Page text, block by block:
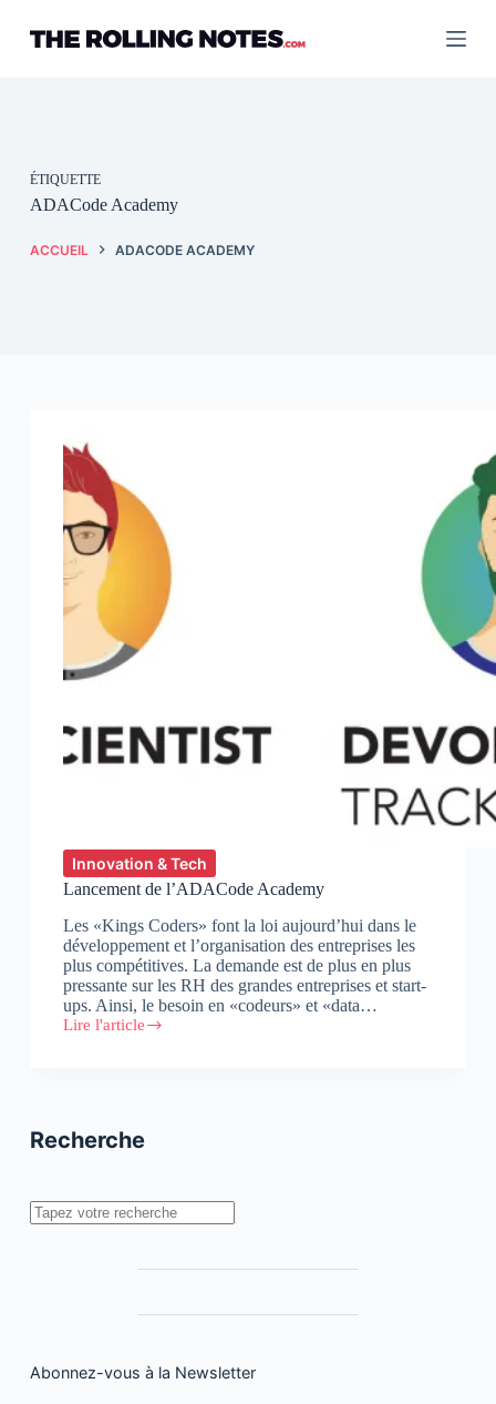
contenu
ÉTIQUETTE
ADACode Academy
ACCUEIL ADACODE ACADEMY
Innovation & Tech
Lancement de l’ADACode Academy
Les «Kings Coders» font la loi aujourd’hui dans le
développement et l’organisation des entreprises les
plus compétitives. La demande est de plus en plus
pressante sur les RH des grandes entreprises et start-
ups. Ainsi, le besoin en «codeurs» et «data…
Lire l'article
Lancement
Recherche
Rechercher
Abonnez-vous à la Newsletter